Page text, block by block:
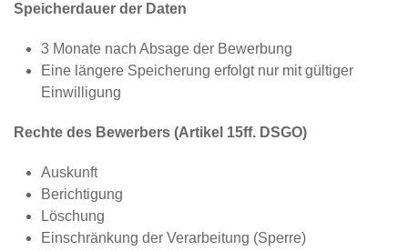
Speicherdauer der Daten
3 Monate nach Absage der Bewerbung
Eine längere Speicherung erfolgt nur mit gültiger
Einwilligung
Rechte des Bewerbers (Artikel 15ff. DSGO)
Auskunft
Berichtigung
Löschung
Einschränkung der Verarbeitung (Sperre)